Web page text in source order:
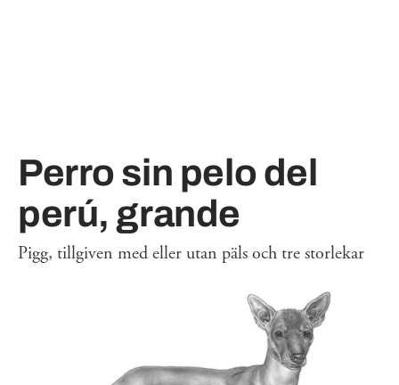
Perro sin pelo del
perú, grande
Pigg, tillgiven med eller utan päls och tre storlekar